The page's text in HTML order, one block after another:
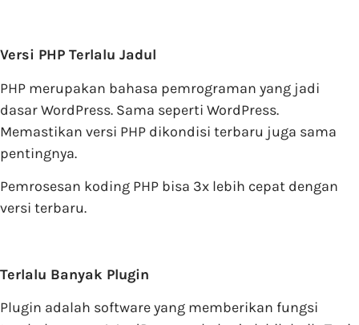
Versi PHP Terlalu Jadul
PHP merupakan bahasa pemrograman yang jadi
dasar WordPress. Sama seperti WordPress.
Memastikan versi PHP dikondisi terbaru juga sama
pentingnya.
Pemrosesan koding PHP bisa 3x lebih cepat dengan
versi terbaru.
Terlalu Banyak Plugin
Plugin adalah software yang memberikan fungsi